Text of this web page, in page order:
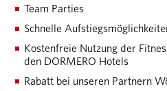
Team Parties
Schnelle
Kostenfreie Nutzung der
den DORMERO Hotels
Rabatt bei unseren Partnern